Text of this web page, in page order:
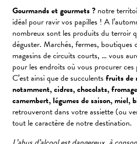
Gourmands et gourmets ? notre
idéal pour ravir vos papilles ! A
nombreux sont les produits du terroir
déguster. Marchés, fermes, boutiques
magasins de circuits courts, … vous
pour les endroits où vous procurer ces
C’est ainsi que de succulents fruits de
notamment, cidres, chocolats,
camembert, légumes de saison, miel,
retrouveront dans votre assiette (ou
tout le caractère de notre destination.